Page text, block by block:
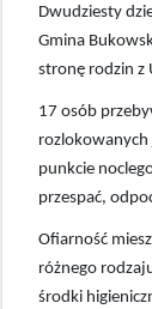
Dwudziesty
Gmina
stronę rodzin z
17 osób
punkcie
przespać,
Ofiarność
różnego
środki